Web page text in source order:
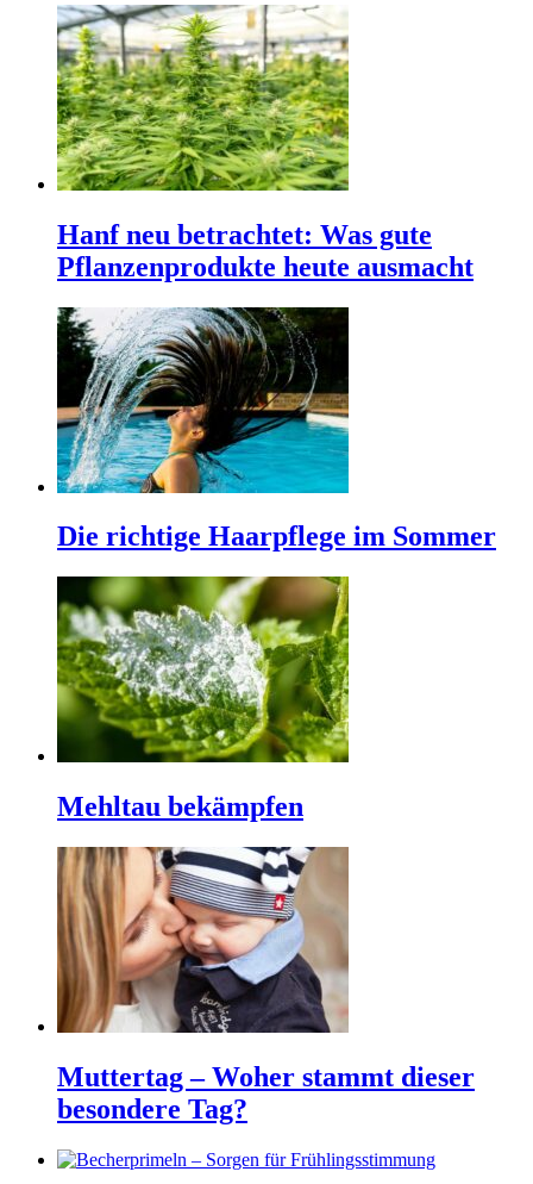
Hanf neu betrachtet: Was gute
Pflanzenprodukte heute ausmacht
Die richtige Haarpflege im Sommer
Mehltau bekämpfen
Muttertag – Woher stammt dieser
besondere Tag?